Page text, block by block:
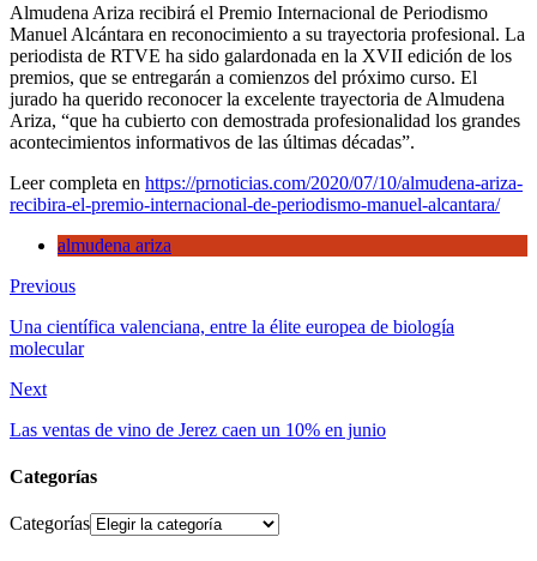
Almudena Ariza recibirá el Premio Internacional de Periodismo
Manuel Alcántara en reconocimiento a su trayectoria profesional. La
periodista de RTVE ha sido galardonada en la XVII edición de los
premios, que se entregarán a comienzos del próximo curso. El
jurado ha querido reconocer la excelente trayectoria de Almudena
Ariza, “que ha cubierto con demostrada profesionalidad los grandes
acontecimientos informativos de las últimas décadas”.
Leer completa en https://prnoticias.com/2020/07/10/almudena-ariza-
recibira-el-premio-internacional-de-periodismo-manuel-alcantara/
almudena ariza
Previous
Una científica valenciana, entre la élite europea de biología
molecular
Next
Las ventas de vino de Jerez caen un 10% en junio
Categorías
Categorías